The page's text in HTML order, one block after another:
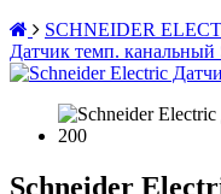
SCHNEIDER
Датчик темп. канальный
Schneider